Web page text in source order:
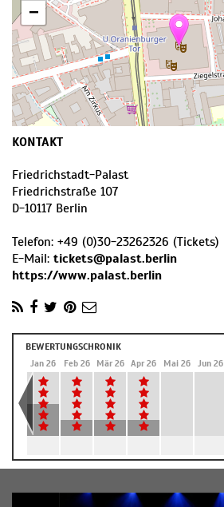
−
KONTAKT
Friedrichstadt-Palast
Friedrichstraße 107
D-10117 Berlin
Telefon: +49 (0)30-23262326 (Tickets)
E-Mail: tickets@palast.berlin
https://www.palast.berlin
BEWERTUNGSCHRONIK
Jan 26 Feb 26 Mär 26 Apr 26 Mai 26 Jun 26